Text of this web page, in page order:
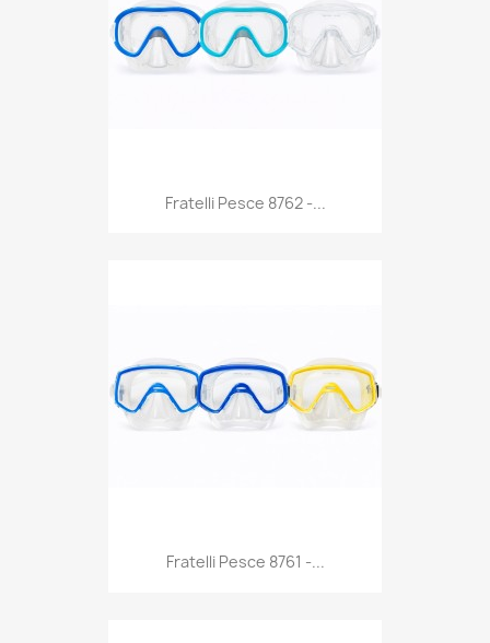
Anteprima
Fratelli Pesce 8762 -...
Anteprima
Fratelli Pesce 8761 -...